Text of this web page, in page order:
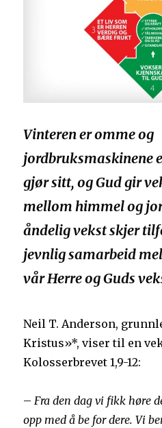
Vinteren er omme og
jordbruksmaskinene
gjør sitt, og Gud gir
mellom himmel og
åndelig vekst skjer
jevnlig samarbeid
vår Herre og Guds
Neil T. Anderson,
Kristus»*, viser til en
Kolosserbrevet 1,9-12:
–Fra den dag vi fikk høre
opp med å be for dere. Vi